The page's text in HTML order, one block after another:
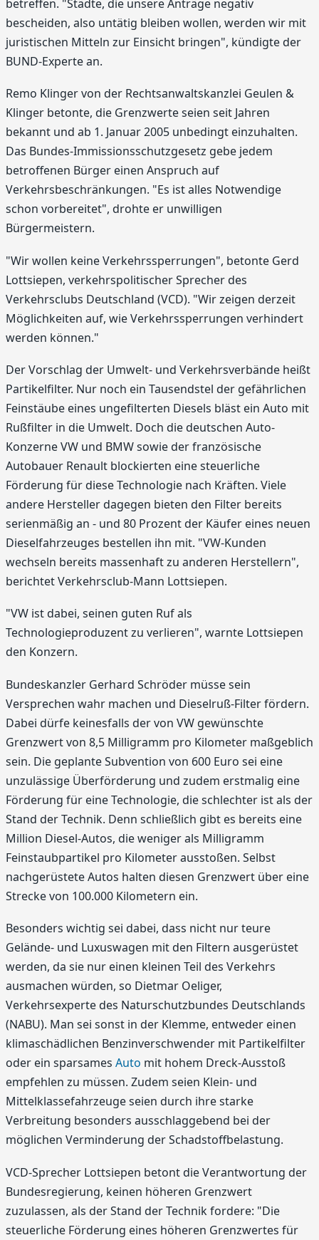
betreffen. "Städte, die unsere Anträge negativ
bescheiden, also untätig bleiben wollen, werden wir mit
juristischen Mitteln zur Einsicht bringen", kündigte der
BUND-Experte an.
Remo Klinger von der Rechtsanwaltskanzlei Geulen &
Klinger betonte, die Grenzwerte seien seit Jahren
bekannt und ab 1. Januar 2005 unbedingt einzuhalten.
Das Bundes-Immissionsschutzgesetz gebe jedem
betroffenen Bürger einen Anspruch auf
Verkehrsbeschränkungen. "Es ist alles Notwendige
schon vorbereitet", drohte er unwilligen
Bürgermeistern.
"Wir wollen keine Verkehrssperrungen", betonte Gerd
Lottsiepen, verkehrspolitischer Sprecher des
Verkehrsclubs Deutschland (VCD). "Wir zeigen derzeit
Möglichkeiten auf, wie Verkehrssperrungen verhindert
werden können."
Der Vorschlag der Umwelt- und Verkehrsverbände heißt
Partikelfilter. Nur noch ein Tausendstel der gefährlichen
Feinstäube eines ungefilterten Diesels bläst ein Auto mit
Rußfilter in die Umwelt. Doch die deutschen Auto-
Konzerne VW und BMW sowie der französische
Autobauer Renault blockierten eine steuerliche
Förderung für diese Technologie nach Kräften. Viele
andere Hersteller dagegen bieten den Filter bereits
serienmäßig an - und 80 Prozent der Käufer eines neuen
Dieselfahrzeuges bestellen ihn mit. "VW-Kunden
wechseln bereits massenhaft zu anderen Herstellern",
berichtet Verkehrsclub-Mann Lottsiepen.
"VW ist dabei, seinen guten Ruf als
Technologieproduzent zu verlieren", warnte Lottsiepen
den Konzern.
Bundeskanzler Gerhard Schröder müsse sein
Versprechen wahr machen und Dieselruß-Filter fördern.
Dabei dürfe keinesfalls der von VW gewünschte
Grenzwert von 8,5 Milligramm pro Kilometer maßgeblich
sein. Die geplante Subvention von 600 Euro sei eine
unzulässige Überförderung und zudem erstmalig eine
Förderung für eine Technologie, die schlechter ist als der
Stand der Technik. Denn schließlich gibt es bereits eine
Million Diesel-Autos, die weniger als Milligramm
Feinstaubpartikel pro Kilometer ausstoßen. Selbst
nachgerüstete Autos halten diesen Grenzwert über eine
Strecke von 100.000 Kilometern ein.
Besonders wichtig sei dabei, dass nicht nur teure
Gelände- und Luxuswagen mit den Filtern ausgerüstet
werden, da sie nur einen kleinen Teil des Verkehrs
ausmachen würden, so Dietmar Oeliger,
Verkehrsexperte des Naturschutzbundes Deutschlands
(NABU). Man sei sonst in der Klemme, entweder einen
klimaschädlichen Benzinverschwender mit Partikelfilter
oder ein sparsames Auto mit hohem Dreck-Ausstoß
empfehlen zu müssen. Zudem seien Klein- und
Mittelklassefahrzeuge seien durch ihre starke
Verbreitung besonders ausschlaggebend bei der
möglichen Verminderung der Schadstoffbelastung.
VCD-Sprecher Lottsiepen betont die Verantwortung der
Bundesregierung, keinen höheren Grenzwert
zuzulassen, als der Stand der Technik fordere: "Die
steuerliche Förderung eines höheren Grenzwertes für